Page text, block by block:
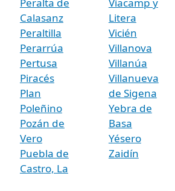
Calasanz
Peraltilla
Perarrúa
Pertusa
Piracés
Plan
Poleñino
Pozán de
Vero
Puebla de
Castro, La
Litera
Vicién
Villanova
Villanúa
Villanueva
de Sigena
Yebra de
Basa
Yésero
Zaidín